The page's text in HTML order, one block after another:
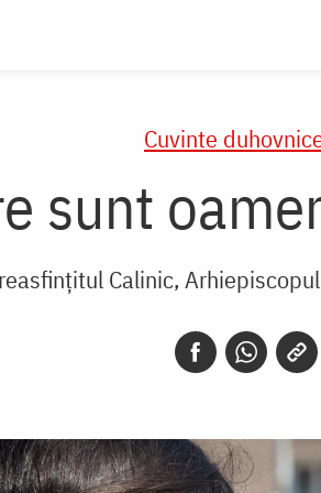
Cuvinte
sunt
Calinic,